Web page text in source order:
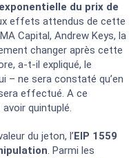
du prix de
effets attendus de cette
Capital, Andrew Keys, la
changer après cette
a-t-il expliqué, le
– ne sera constaté qu’en
effectué. A ce
quintuplé.
du jeton, l’EIP 1559
. Parmi les